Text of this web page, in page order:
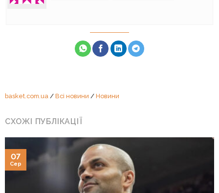
basket.com.ua/ Всі новини / Новини
СХОЖІ ПУБЛІКАЦІЇ
07
Сер